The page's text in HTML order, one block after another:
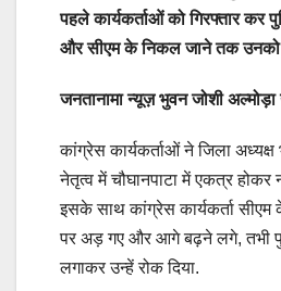
पहले कार्यकर्ताओं को गिरफ्तार कर
और सीएम के निकल जाने तक उनको
जनतानामा न्यूज़ भुवन जोशी अल्मोड़ा
कांग्रेस कार्यकर्ताओं ने जिला
नेतृत्व में चौघानपाटा में एकत्र होकर
इसके साथ कांग्रेस कार्यकर्ता
पर अड़ गए और आगे बढ़ने लगे, तभी
लगाकर उन्हें रोक दिया.